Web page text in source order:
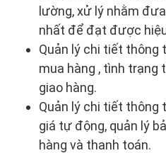
lường, xử lý nhằm
nhất để đạt được
Quản lý chi tiết thông
mua hàng , tình trạng
giao hàng.
Quản lý chi tiết thông
giá tự động, quản lý
hàng và thanh toán.